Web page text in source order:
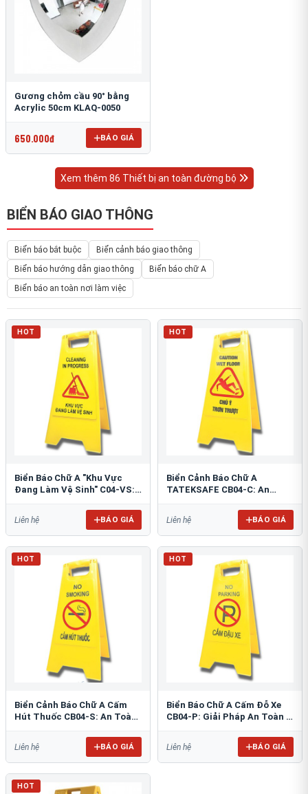
Gương chỏm cầu 90° bằng
Acrylic 50cm KLAQ-0050
650.000đ BÁO GIÁ
Xem thêm 86 Thiết bị an toàn đường bộ
BIỂN BÁO GIAO THÔNG
Biển báo bắt buộc
Biển cảnh báo giao thông
Biển báo hướng dẫn giao thông
Biển báo chữ A
Biển báo an toàn nơi làm việc
HOT
Biển Báo Chữ A "Khu Vực
Đang Làm Vệ Sinh" C04-VS:
Liên hệ BÁO GIÁ
HOT
Biển Cảnh Báo Chữ A
TATEKSAFE CB04-C: An
Liên hệ BÁO GIÁ
HOT
Biển Cảnh Báo Chữ A Cấm
Hút Thuốc CB04-S: An Toàn
Liên hệ BÁO GIÁ
HOT
Biển Báo Chữ A Cấm Đỗ Xe
CB04-P: Giải Pháp An Toàn &
Liên hệ BÁO GIÁ
HOT